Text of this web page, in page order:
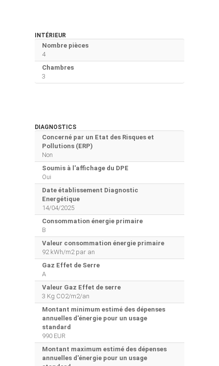
INTÉRIEUR
Nombre pièces
4
Chambres
3
DIAGNOSTICS
Concerné par un Etat des Risques et
Pollutions (ERP)
Non
Soumis à l'affichage du DPE
Oui
Date établissement Diagnostic
Energétique
14/04/2025
Consommation énergie primaire
B
Valeur consommation énergie primaire
92 kWh/m2 par an
Gaz Effet de Serre
A
Valeur Gaz Effet de serre
3 Kg CO2/m2/an
Montant minimum estimé des dépenses
annuelles d'énergie pour un usage
standard
990 EUR
Montant maximum estimé des dépenses
annuelles d'énergie pour un usage